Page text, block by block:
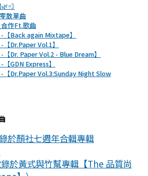
散單曲
作Ft.歌曲
【Back again Mixtape】
Dr.Paper Vol.1】
Dr. Paper Vol.2 - Blue Dream】
GDN Express】
【Dr.Paper Vol.3:Sunday Night Slow
於顏社七週年合輯專輯
於黃式與竹幫專輯【The 品質尚